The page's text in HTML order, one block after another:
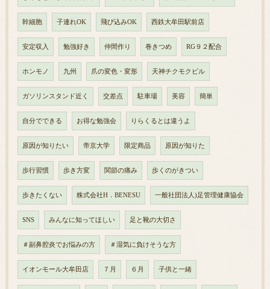
幹細胞 子連れOK 飛び込みOK 西鉄大牟田駅前店
安定収入 勉強好き 仲間作り 巻きつめ RG９２配合
ホンモノ 九州 爪の変色・変形 天神チクモクビル
ガソリンスタンド近く 交差点 駐車場 美容 簡単
自分でできる お得な勉強会 りらくるとは違うよ
原因が知りたい 帝京大学 限定商品 原因が知りた
歩行習慣 歩き方変 関節の痛み 歩くのがきつい
歩きたくない 株式会社H．BENESU 一般社団法人)足管理健康協会
SNS みんなに知ってほしい 足と靴の大切さ
＃副鼻腔炎でお悩みの方 ＃湿気に負けそうな方
イオンモール大牟田店 ７月 ６月 子供と一緒